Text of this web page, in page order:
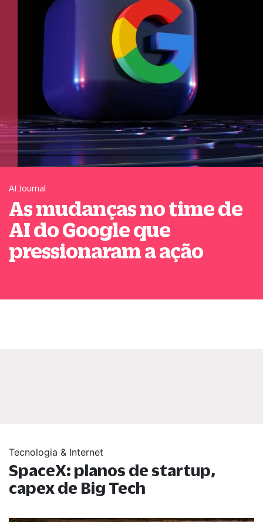
AI Journal
As mudanças no time de
AI do Google que
pressionaram a ação
Tecnologia & Internet
SpaceX: planos de startup,
capex de Big Tech